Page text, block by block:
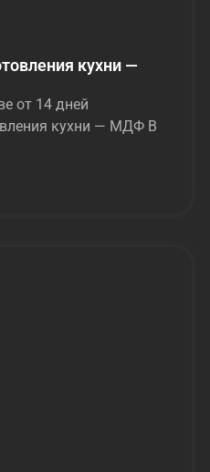
кухни —
от 14 дней
кухни — МДФ В